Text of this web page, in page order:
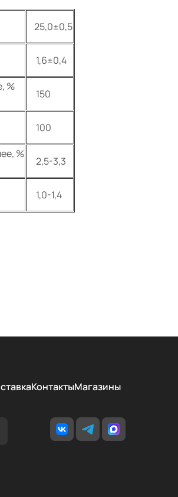
25,0±0,5
1,6±0,4
%
150
100
%
2,5-3,3
1,0-1,4
КонтактыМагазины